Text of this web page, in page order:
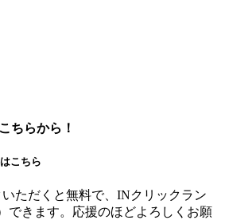
ちらから！
こちら
ただくと無料で、INクリックラン
できます。応援のほどよろしくお願